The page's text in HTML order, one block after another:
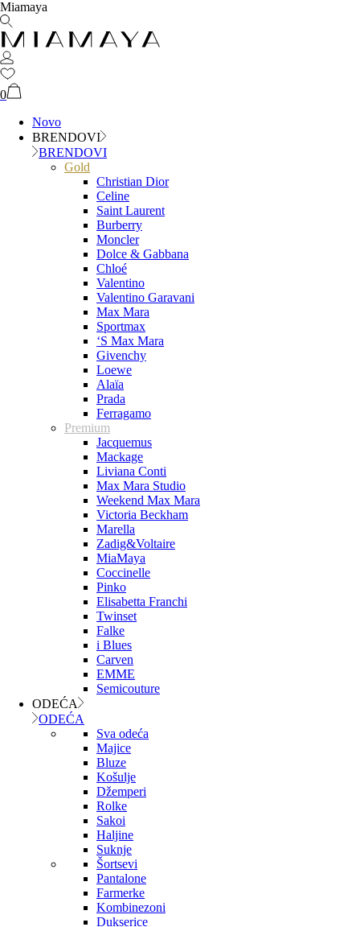
Miamaya
0
Novo
BRENDOVI
BRENDOVI
Gold
Christian Dior
Celine
Saint Laurent
Burberry
Moncler
Dolce & Gabbana
Chloé
Valentino
Valentino Garavani
Max Mara
Sportmax
‘S Max Mara
Givenchy
Loewe
Alaïa
Prada
Ferragamo
Premium
Jacquemus
Mackage
Liviana Conti
Max Mara Studio
Weekend Max Mara
Victoria Beckham
Marella
Zadig&Voltaire
MiaMaya
Coccinelle
Pinko
Elisabetta Franchi
Twinset
Falke
i Blues
Carven
EMME
Semicouture
ODEĆA
ODEĆA
Sva odeća
Majice
Bluze
Košulje
Džemperi
Rolke
Sakoi
Haljine
Suknje
Šortsevi
Pantalone
Farmerke
Kombinezoni
Dukserice